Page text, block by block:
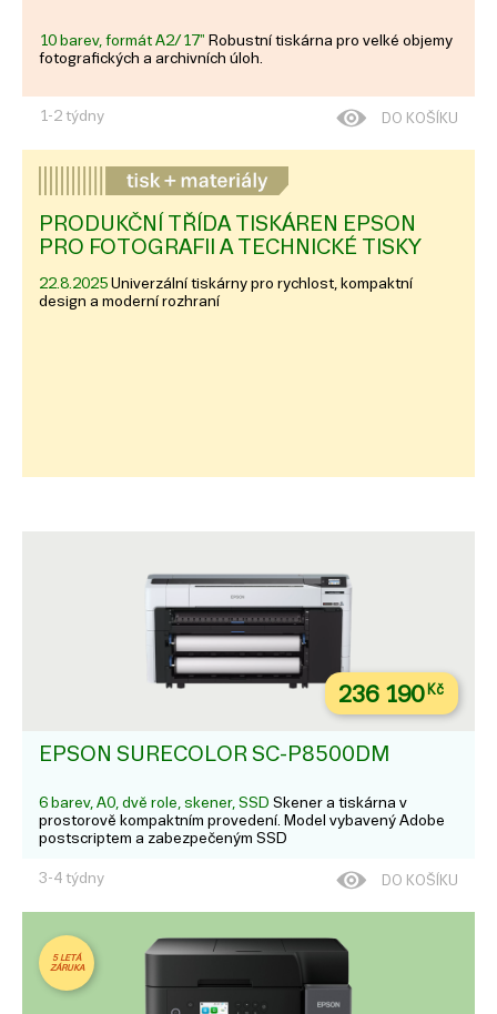
tiskárnyjsou nejvýkonnější skupinou
— širokoformátové stroje pro denní
čtverečních.
kategoriemi jsou pracovní formát, typ
inkoustu (vodní pigmentový, dye-
based, eko-solventní, latexový, UV),
tisková rychlost a měsíční objem, který
stroj zvládne bez snížené spolehlivosti.
Druhotnými parametry jsou konektivita
(USB, Ethernet, Wi-Fi, cloud), barevný
rozsah, podpora speciálních inkoustů
(bílý, metalický, fluorescenční) a
10 barev, formát A2/17" Robustní tiskárna pro velké objemy
fotografických a archivních úloh.
1-2 týdny DO KOŠÍKU
PRODUKČNÍ TŘÍDA TISKÁREN EPSON
PRO FOTOGRAFII A TECHNICKÉ TISKY
22.8.2025 Univerzální tiskárny pro rychlost, kompaktní
design a moderní rozhraní
236 190Kč
EPSON SURECOLOR SC-P8500DM
6 barev, A0, dvě role, skener, SSD Skener a tiskárna v
prostorově kompaktním provedení. Model vybavený Adobe
postscriptem a zabezpečeným SSD
3-4 týdny DO KOŠÍKU
5 LETÁ
ZÁRUKA